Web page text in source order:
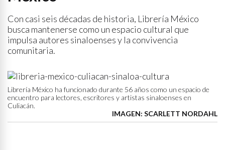
Con casi seis décadas de historia, Librería México
busca mantenerse como un espacio cultural que
impulsa autores sinaloenses y la convivencia
comunitaria.
Librería México ha funcionado durante 56 años como un espacio de
encuentro para lectores, escritores y artistas sinaloenses en
Culiacán.
IMAGEN: SCARLETT NORDAHL